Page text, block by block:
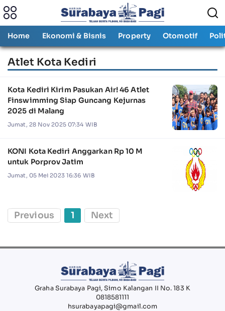
Home Ekonomi & Bisnis Property Otomotif
Atlet Kota Kediri
Kota Kediri Kirim Pasukan Air! 46 Atlet
Finswimming Siap Guncang Kejurnas
2025 di Malang
Jumat, 28 Nov 2025 07:34 WIB
KONI Kota Kediri Anggarkan Rp 10 M
untuk Porprov Jatim
Jumat, 05 Mei 2023 16:36 WIB
Previous 1 Next
Graha Surabaya Pagi, Simo Kalangan II No. 183 K
0818581111
hsurabayapagi@gmail.com